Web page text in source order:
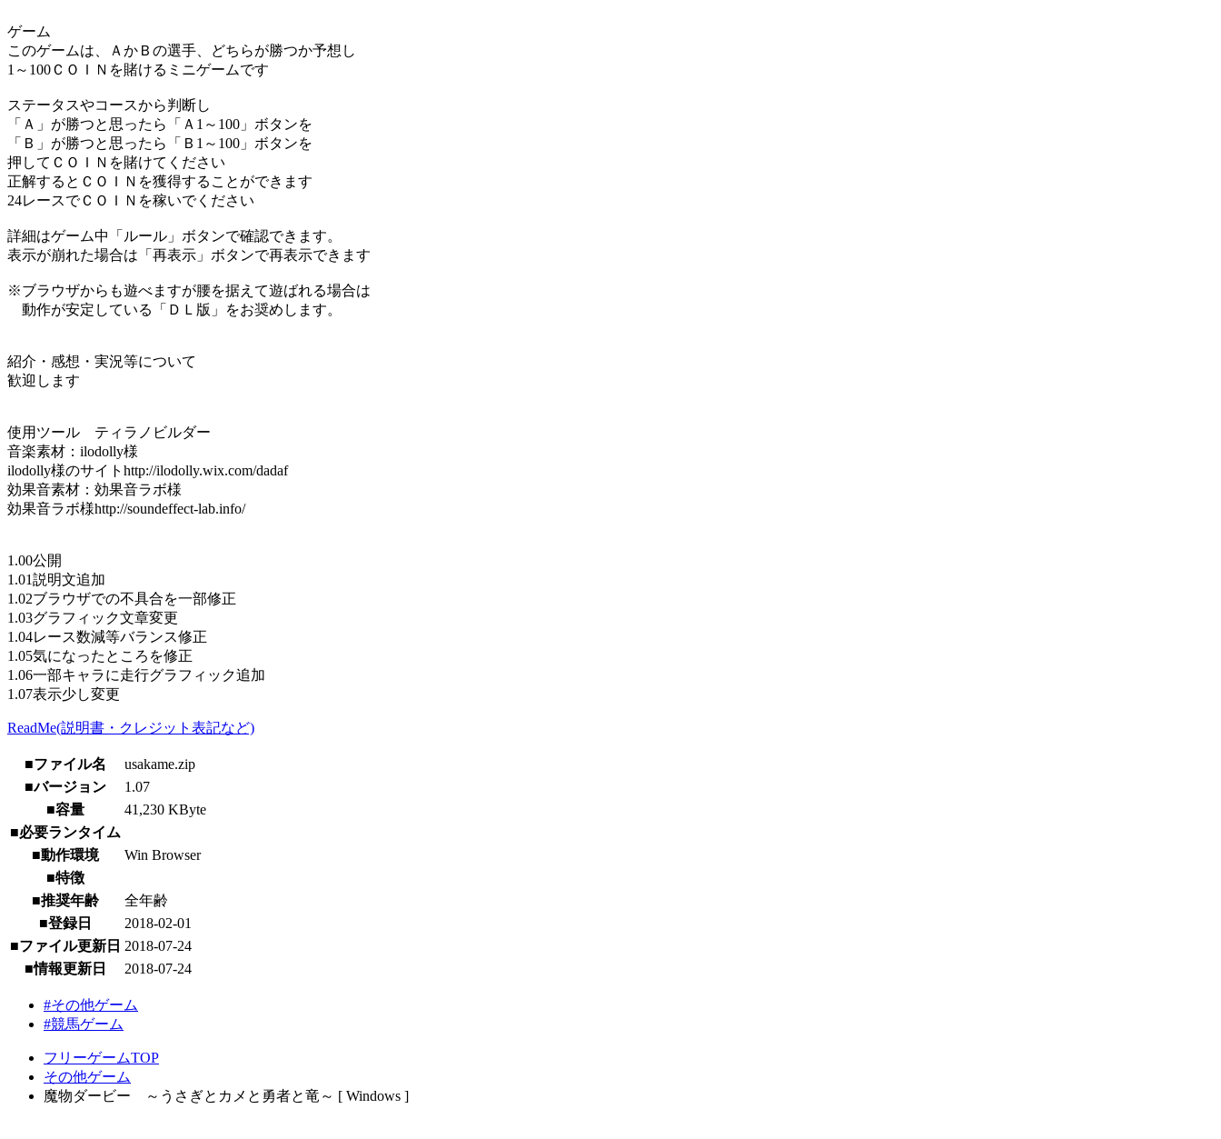
ゲーム
このゲームは、ＡかＢの選手、どちらが勝つか予想し
1～100ＣＯＩＮを賭けるミニゲームです
ステータスやコースから判断し
「Ａ」が勝つと思ったら「Ａ1～100」ボタンを
「Ｂ」が勝つと思ったら「Ｂ1～100」ボタンを
押してＣＯＩＮを賭けてください
正解するとＣＯＩＮを獲得することができます
24レースでＣＯＩＮを稼いでください
詳細はゲーム中「ルール」ボタンで確認できます。
表示が崩れた場合は「再表示」ボタンで再表示できます
※ブラウザからも遊べますが腰を据えて遊ばれる場合は
動作が安定している「ＤＬ版」をお奨めします。
紹介・感想・実況等について
歓迎します
使用ツール ティラノビルダー
音楽素材：ilodolly様
ilodolly様のサイトhttp://ilodolly.wix.com/dadaf
効果音素材：効果音ラボ様
効果音ラボ様http://soundeffect-lab.info/
1.00公開
1.01説明文追加
1.02ブラウザでの不具合を一部修正
1.03グラフィック文章変更
1.04レース数減等バランス修正
1.05気になったところを修正
1.06一部キャラに走行グラフィック追加
1.07表示少し変更
ReadMe(説明書・クレジット表記など)
■ファイル名
usakame.zip
■バージョン
1.07
■容量
41,230 KByte
■必要ランタイム
■動作環境
Win Browser
■特徴
■推奨年齢
全年齢
■登録日
2018-02-01
■ファイル更新日 2018-07-24
■情報更新日
2018-07-24
#その他ゲーム
#競馬ゲーム
フリーゲームTOP
その他ゲーム
魔物ダービー ～うさぎとカメと勇者と竜～ [ Windows ]